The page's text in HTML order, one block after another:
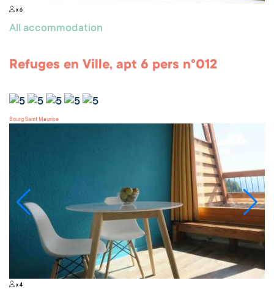
x 6
All accommodation
Refuges en Ville, apt 6 pers n°012
Bourg Saint Maurice
x 4